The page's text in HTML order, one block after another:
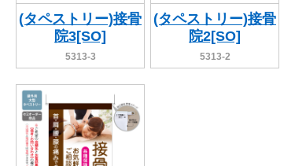
(タペストリー)接骨
院3[SO]
5313-3
(タペストリー)接骨
院2[SO]
5313-2